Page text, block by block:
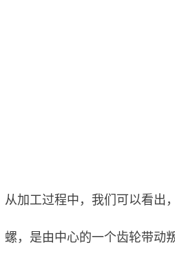
从加工过程中，我们可以看出
螺，是由中心的一个齿轮带动